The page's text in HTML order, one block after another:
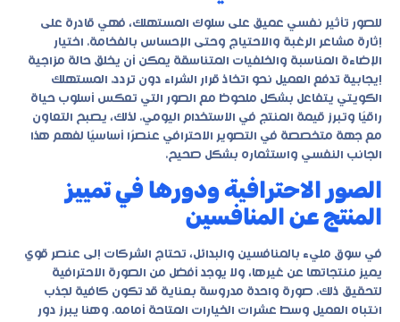
للصور تأثير نفسي عميق على سلوك المستهلك، فهي قادرة على
إثارة مشاعر الرغبة والاحتياج وحتى الإحساس بالفخامة. اختيار
الإضاءة المناسبة والخلفيات المتناسقة يمكن أن يخلق حالة مزاجية
إيجابية تدفع العميل نحو اتخاذ قرار الشراء دون تردد. المستهلك
الكويتي يتفاعل بشكل ملحوظ مع الصور التي تعكس أسلوب حياة
راقيًا وتبرز قيمة المنتج في الاستخدام اليومي. لذلك، يصبح التعاون
مع جهة متخصصة في التصوير الاحترافي عنصرًا أساسيًا لفهم هذا
الجانب النفسي واستثماره بشكل صحيح.
الصور الاحترافية ودورها في تمييز
المنتج عن المنافسين
في سوق مليء بالمنافسين والبدائل، تحتاج الشركات إلى عنصر قوي
يميز منتجاتها عن غيرها، ولا يوجد أفضل من الصورة الاحترافية
لتحقيق ذلك. صورة واحدة مدروسة بعناية قد تكون كافية لجذب
انتباه العميل وسط عشرات الخيارات المتاحة أمامه. وهنا يبرز دور